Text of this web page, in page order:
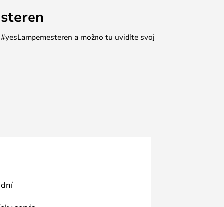
a možno tu uvidíte svoj